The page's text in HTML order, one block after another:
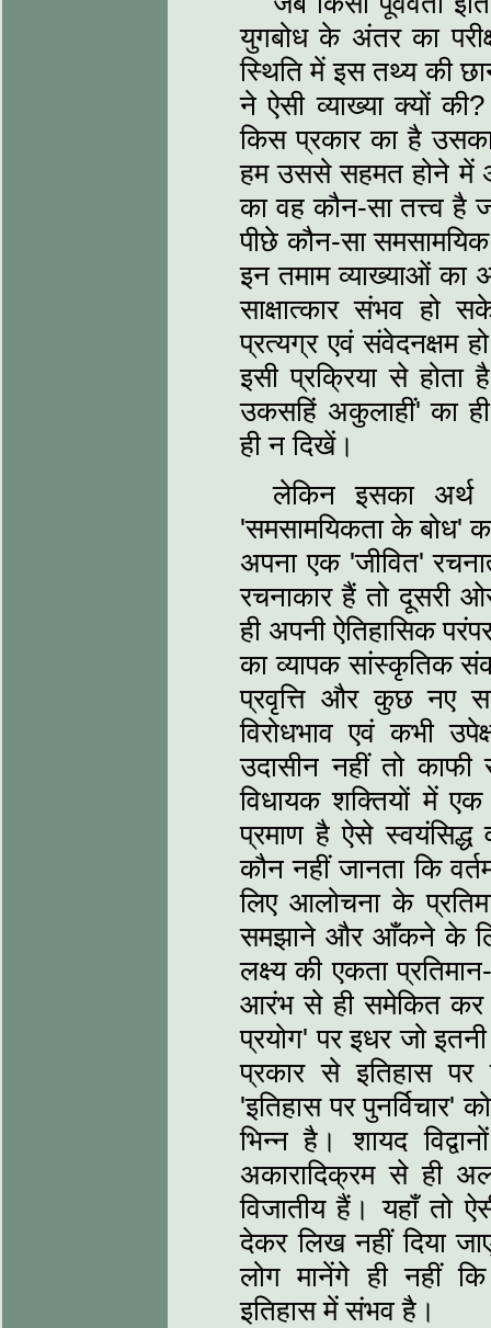
युगबोध के अंतर का
स्थिति में इस तथ्‍य की
ने ऐसी व्‍याख्‍या क्‍यों
किस प्रकार का है
हम उससे सहमत होने में
का वह कौन-सा तत्त्‍व
पीछे कौन-सा
इन तमाम व्‍याख्‍याओं का
साक्षात्‍कार संभव हो
प्रत्‍यग्र एवं संवेदनक्षम
इसी प्रक्रिया से होता
उकसहिं अकुलाहीं' का
ही न दिखें।
लेकिन इसका
'समसामयिकता के बोध'
अपना एक 'जीवित'
रचनाकार हैं तो दूसरी
ही अपनी ऐतिहासिक
का व्‍यापक सांस्‍कृतिक
प्रवृत्ति और कुछ नए
विरोधभाव एवं कभी
उदासीन नहीं तो
विधायक शक्तियों में
प्रमाण है ऐसे
कौन नहीं जानता कि
लिए आलोचना के
समझाने और आँकने के
लक्ष्‍य की एकता
आरंभ से ही समेकित कर
प्रयोग' पर इधर जो
प्रकार से इतिहास पर
'इतिहास पर
भिन्‍न है। शायद
अकारादिक्रम से ही
विजातीय हैं। यहाँ तो
देकर लिख नहीं दिया
लोग मानेंगे ही नहीं कि
इतिहास में संभव है।